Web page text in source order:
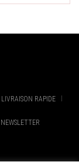
LIVRAISON RAPIDE
NEWSLETTER